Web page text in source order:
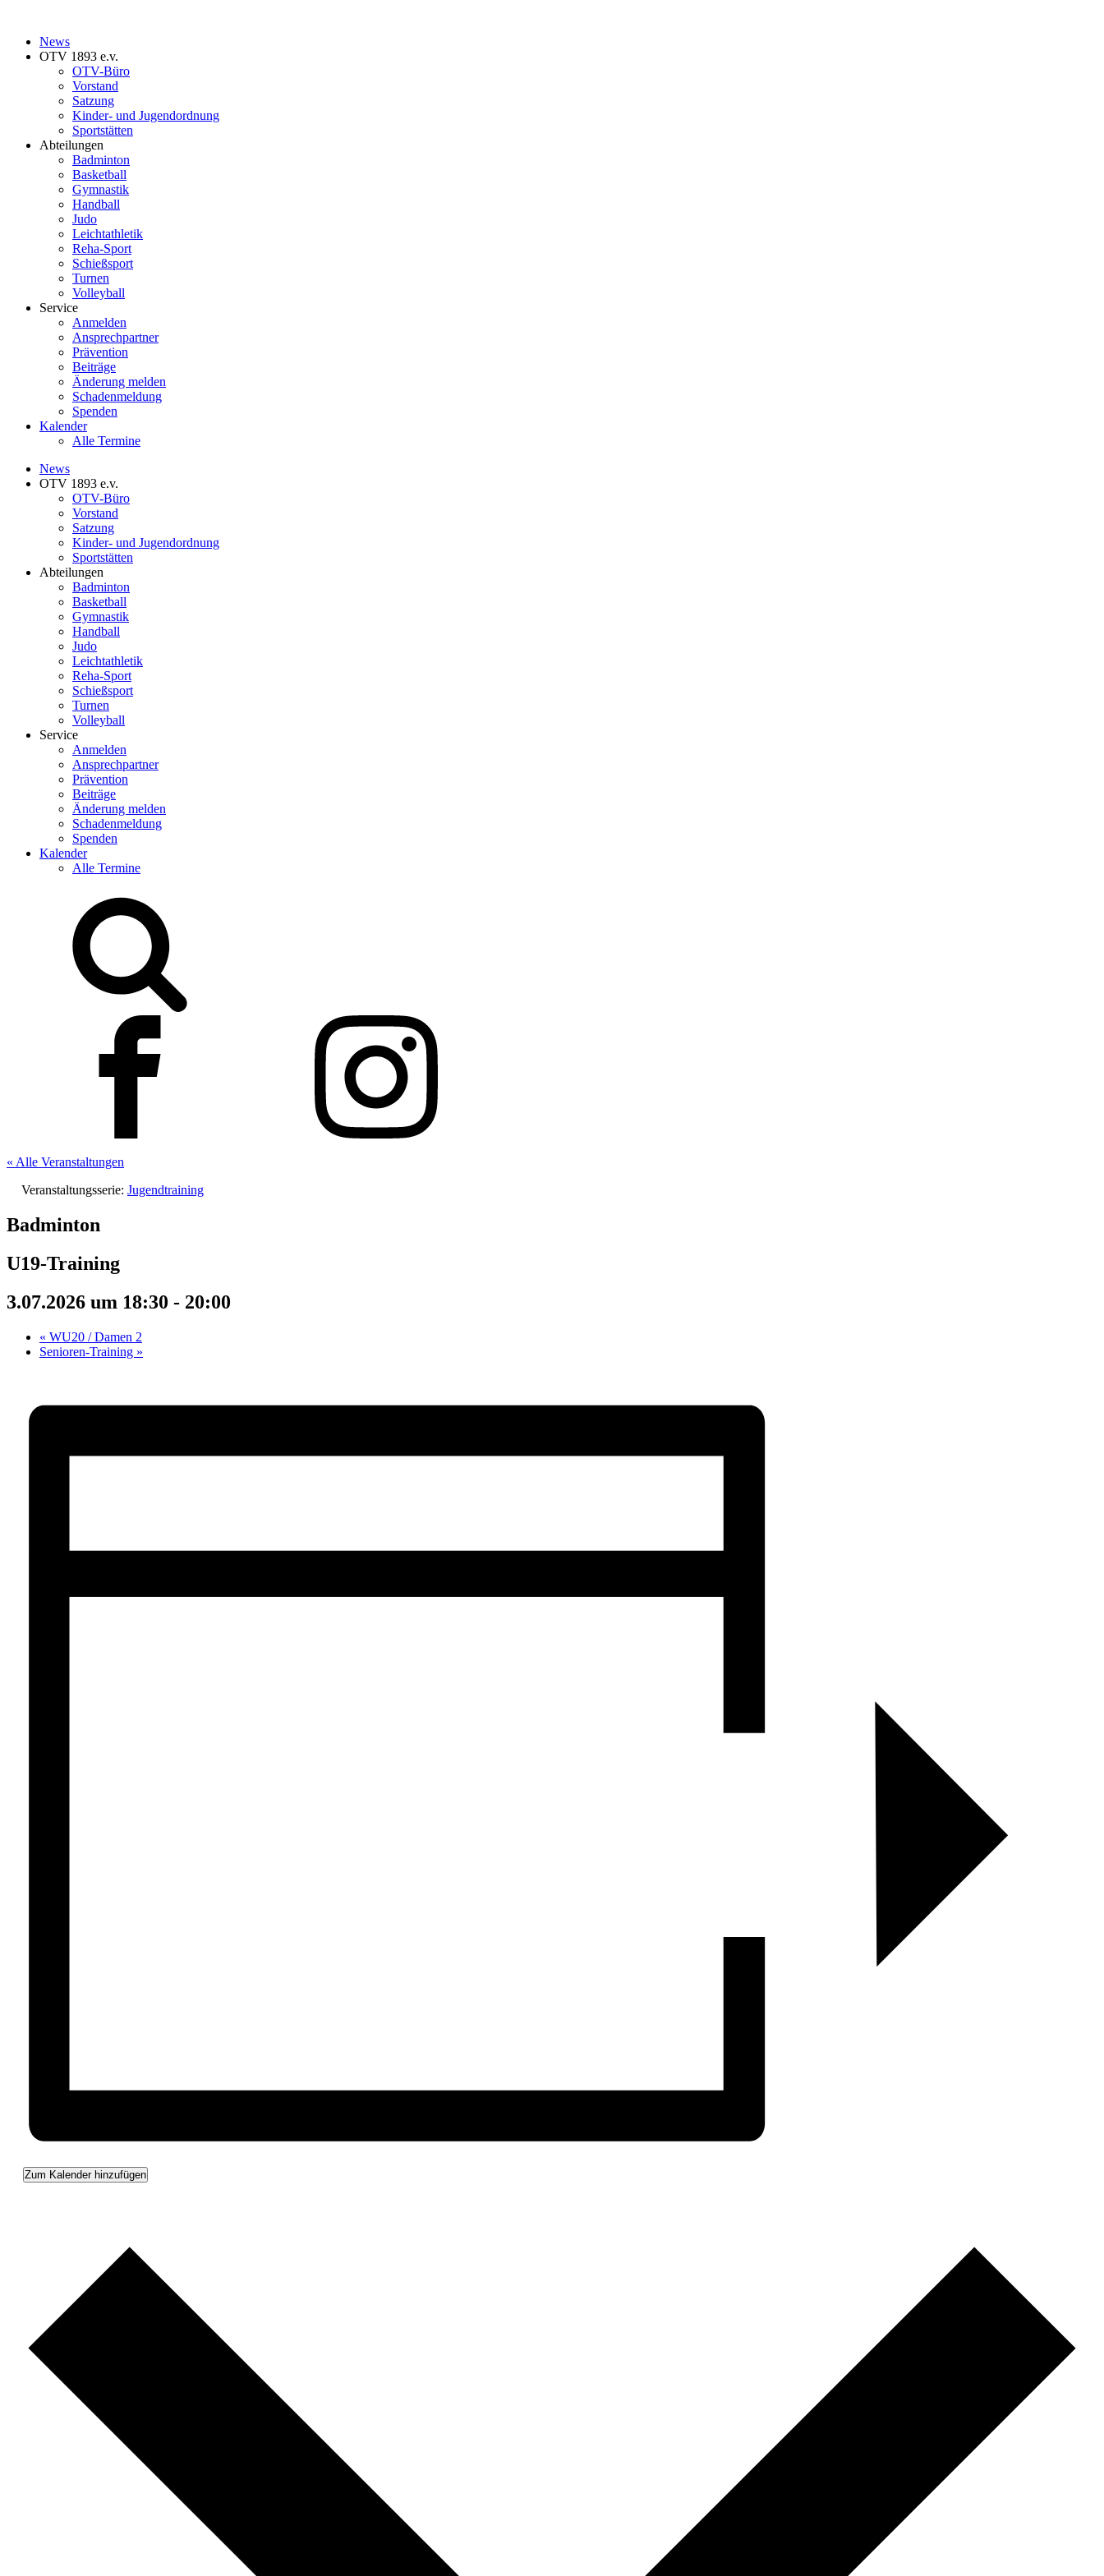
News
OTV 1893 e.v.
OTV-Büro
Vorstand
Satzung
Kinder- und Jugendordnung
Sportstätten
Abteilungen
Badminton
Basketball
Gymnastik
Handball
Judo
Leichtathletik
Reha-Sport
Schießsport
Turnen
Volleyball
Service
Anmelden
Ansprechpartner
Prävention
Beiträge
Änderung melden
Schadenmeldung
Spenden
Kalender
Alle Termine
News
OTV 1893 e.v.
OTV-Büro
Vorstand
Satzung
Kinder- und Jugendordnung
Sportstätten
Abteilungen
Badminton
Basketball
Gymnastik
Handball
Judo
Leichtathletik
Reha-Sport
Schießsport
Turnen
Volleyball
Service
Anmelden
Ansprechpartner
Prävention
Beiträge
Änderung melden
Schadenmeldung
Spenden
Kalender
Alle Termine
« Alle Veranstaltungen
Veranstaltungsserie: Jugendtraining
Badminton
U19-Training
3.07.2026 um 18:30 - 20:00
« WU20 / Damen 2
Senioren-Training »
Zum Kalender hinzufügen